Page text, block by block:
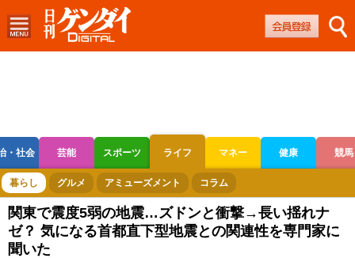
・社会 芸能 スポーツ ライフ マネー 健康 競馬
ボートレース 競輪 オートレース
暮らし グルメ アミューズメント コラム
関東で震度5弱の地震…ズドンと衝撃→長い揺れナ
ゼ？ 気になる首都直下型地震との関連性を専門家に
聞いた